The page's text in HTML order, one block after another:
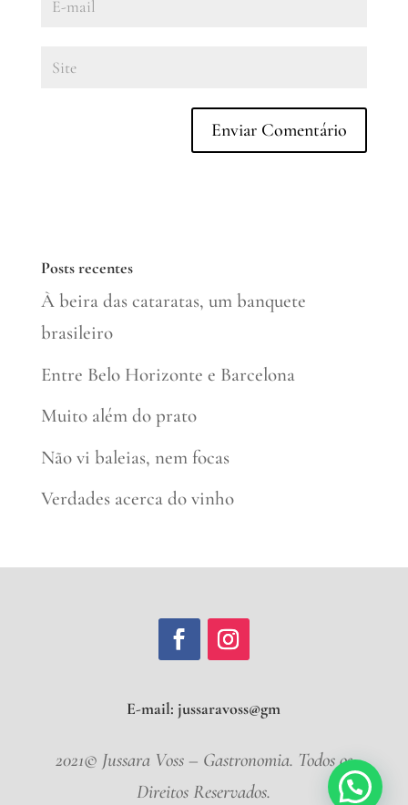
Posts recentes
À beira das cataratas, um banquete
brasileiro
Entre Belo Horizonte e Barcelona
Muito além do prato
Não vi baleias, nem focas
Verdades acerca do vinho
E-mail:jussaravos
2021© Jussara Voss – Gastronomia. Todos os
Direitos Reservados.